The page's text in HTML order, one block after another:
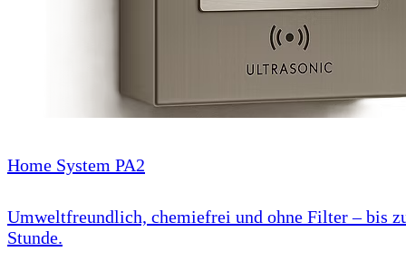
Home System PA2
Umweltfreundlich, chemiefrei und ohne Filter – bis
Stunde.